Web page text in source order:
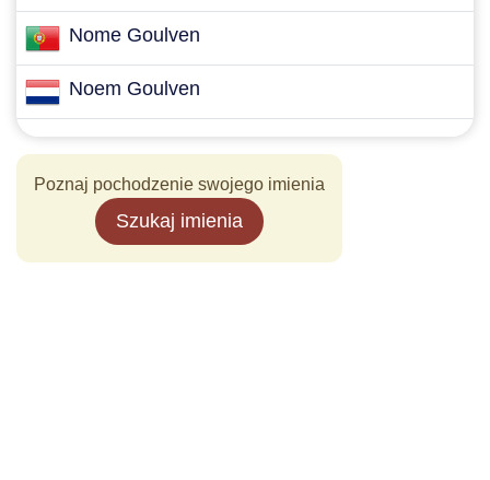
Nome Goulven
Noem Goulven
Poznaj pochodzenie swojego imienia
Szukaj imienia